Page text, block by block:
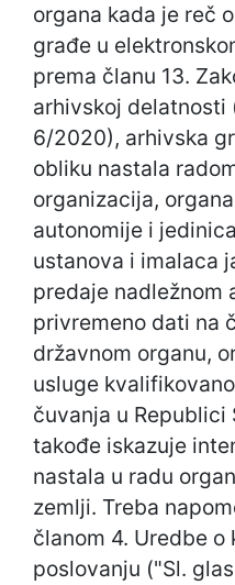
organa kada je reč
građe u
prema članu 13.
arhivskoj delatnosti
6/2020), arhivska
obliku nastala
organizacija,
autonomije i
ustanova i imalaca
predaje nadležnom
privremeno dati na
državnom organu,
usluge
čuvanja u Republici
takođe iskazuje
nastala u radu
zemlji. Treba
članom 4. Uredbe o
poslovanju ("Sl.